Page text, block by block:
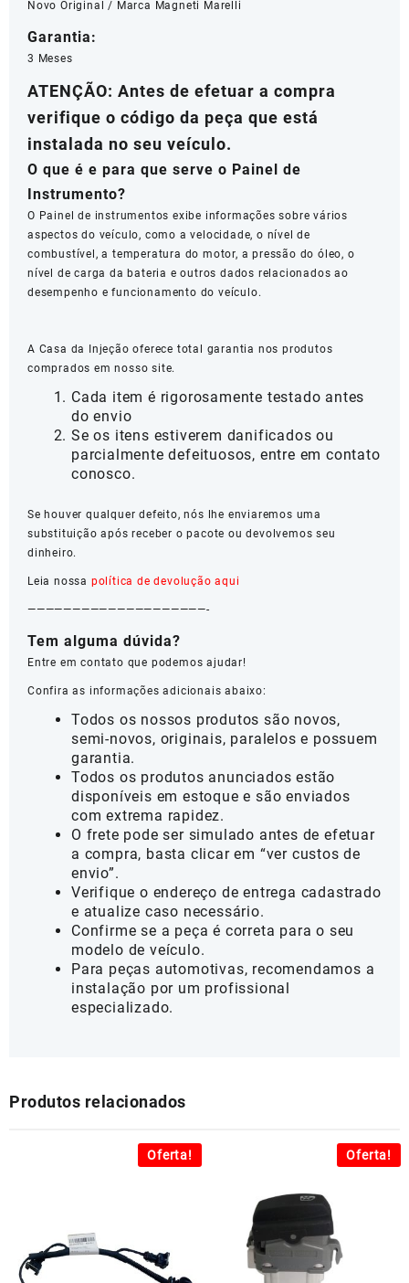
Novo Original / Marca Magneti Marelli
Garantia:
3 Meses
ATENÇÃO: Antes de efetuar a compra
verifique o código da peça que está
instalada no seu veículo.
O que é e para que serve o Painel de
Instrumento?
O Painel de instrumentos exibe informações sobre vários
aspectos do veículo, como a velocidade, o nível de
combustível, a temperatura do motor, a pressão do óleo, o
nível de carga da bateria e outros dados relacionados ao
desempenho e funcionamento do veículo.
A Casa da Injeção oferece total garantia nos produtos
comprados em nosso site.
Cada item é rigorosamente testado antes
do envio
Se os itens estiverem danificados ou
parcialmente defeituosos, entre em contato
conosco.
Se houver qualquer defeito, nós lhe enviaremos uma
substituição após receber o pacote ou devolvemos seu
dinheiro.
Leia nossa política de devolução aqui
————————————————————-
Tem alguma dúvida?
Entre em contato que podemos ajudar!
Confira as informações adicionais abaixo:
Todos os nossos produtos são novos,
semi-novos, originais, paralelos e possuem
garantia.
Todos os produtos anunciados estão
disponíveis em estoque e são enviados
com extrema rapidez.
O frete pode ser simulado antes de efetuar
a compra, basta clicar em “ver custos de
envio”.
Verifique o endereço de entrega cadastrado
e atualize caso necessário.
Confirme se a peça é correta para o seu
modelo de veículo.
Para peças automotivas, recomendamos a
instalação por um profissional
especializado.
Produtos relacionados
Oferta! Oferta!